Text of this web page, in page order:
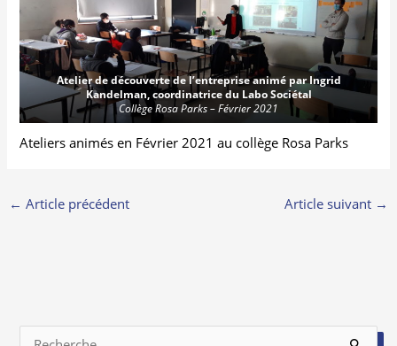
Atelier de découverte de l’entreprise animé par Ingrid
Kandelman, coordinatrice du Labo Sociétal
Collège Rosa Parks – Février 2021
Ateliers animés en Février 2021 au collège Rosa Parks
← Article précédent Article suivant →